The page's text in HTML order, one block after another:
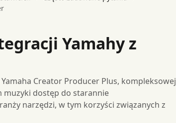
Yamahy z
Creator Producer Plus, kompleksowej
dostęp do starannie
narzędzi, w tym korzyści związanych z